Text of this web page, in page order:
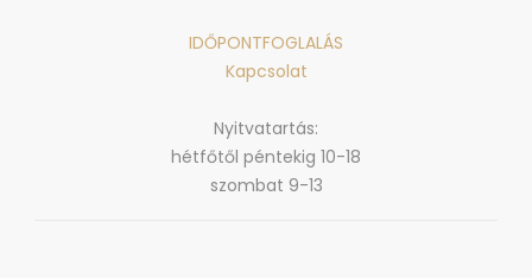
IDŐPONTFOGLALÁS
Kapcsolat
Nyitvatartás:
hétfőtől péntekig 10-18
szombat 9-13